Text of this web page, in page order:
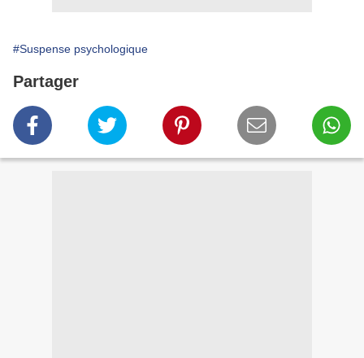
#Suspense psychologique
Partager